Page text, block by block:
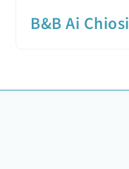
B&B Ai Chiosi